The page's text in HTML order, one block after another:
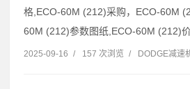
格,ECO-60M (212)采购，ECO-60M
60M (212)参数图纸,ECO-60M
2025-09-16 / 157 次浏览 / DODGE减速